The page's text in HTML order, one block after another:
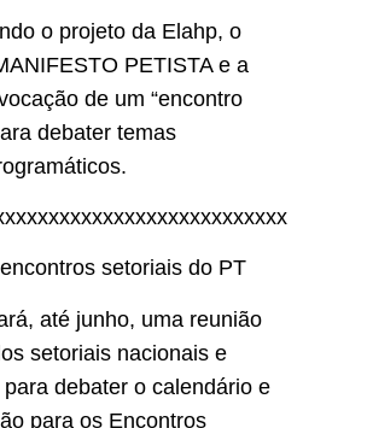
o projeto da Elahp, o
PETISTA e a
de um “encontro
debater temas
setoriais do PT
até junho, uma reunião
setoriais nacionais e
debater o calendário e
para os Encontros